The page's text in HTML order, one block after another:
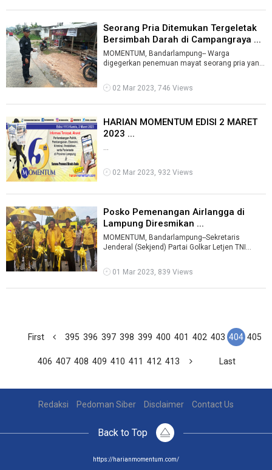
Seorang Pria Ditemukan Tergeletak
Bersimbah Darah di Campangraya ...
MOMENTUM, Bandarlampung-- Warga
digegerkan penemuan mayat seorang pria yang
02 Mar 2023, 746 Views
HARIAN MOMENTUM EDISI 2 MARET
2023 ...
...
02 Mar 2023, 932 Views
Posko Pemenangan Airlangga di
Lampung Diresmikan ...
MOMENTUM, Bandarlampung--Sekretaris
Jenderal (Sekjend) Partai Golkar Letjen TNI
...
01 Mar 2023, 839 Views
First 395 396 397 398 399 400 401 402 403 404 405
406 407 408 409 410 411 412 413 Last
Redaksi Pedoman Siber Disclaimer Contact Us
Back to Top
https://harianmomentum.com/